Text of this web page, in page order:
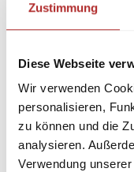
Zustimmung
Diese Webseite
Wir verwenden
personalisieren,
zu können und die
analysieren.
Verwendung